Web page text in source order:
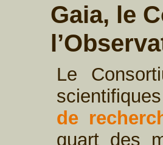
Gaia, le
Le
de
quart des